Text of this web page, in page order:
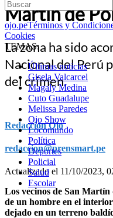
ojo.peTérminos y
Cookies
TEMAS:
Últimas noticias
Gisela Valcarcel
Magaly Medina
Cuto Guadalupe
Melissa Paredes
Ojo Show
Locomundo
Política
Deportes
Policial
Salud
Escolar
Martín de
La zona ha sido
Nacional del Perú
del crimen.
Redacción Ojo
redaccion@prensmart.pe
Actualizado el 11/10/2023,
Los vecinos de San
de un hombre en el
dejado en un terreno